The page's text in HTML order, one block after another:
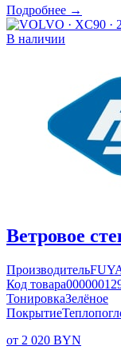
Подробнее →
В наличии
Ветровое
Производитель
Код товара
ТонировкаЗелёное
Покрытие
от 2 020 BYN